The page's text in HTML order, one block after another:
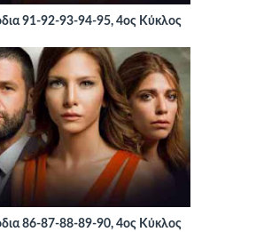
91-92-93-94-95, 4ος Κύκλος
86-87-88-89-90, 4ος Κύκλος